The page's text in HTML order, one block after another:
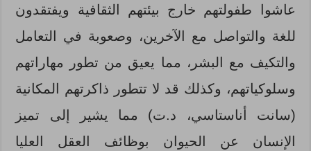
عاشوا طفولتهم خارج بيئتهم الثقافية ويفتقدون
للغة والتواصل مع الآخرين، وصعوبة في التعامل
والتكيف مع البشر، مما يعيق من تطور مهاراتهم
وسلوكياتهم، وكذلك قد لا تتطور ذاكرتهم المكانية
(سانت أناستاسي، د.ت) مما يشير إلى تميز
الإنسان عن الحيوان بوظائف العقل العليا